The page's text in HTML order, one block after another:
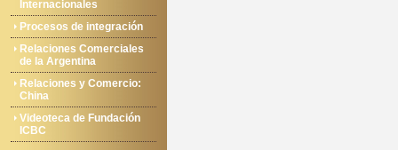
Internacionales
Procesos de integración
Relaciones Comerciales
de la Argentina
Relaciones y Comercio:
China
Videoteca de Fundación
ICBC